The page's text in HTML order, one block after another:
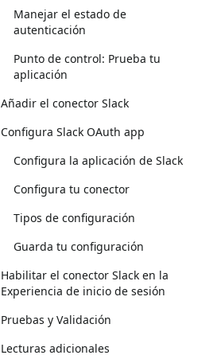
Manejar el estado de
autenticación
Punto de control: Prueba tu
aplicación
Añadir el conector Slack
Configura Slack OAuth app
Configura la aplicación de Slack
Configura tu conector
Tipos de configuración
Guarda tu configuración
Habilitar el conector Slack en la
Experiencia de inicio de sesión
Pruebas y Validación
Lecturas adicionales